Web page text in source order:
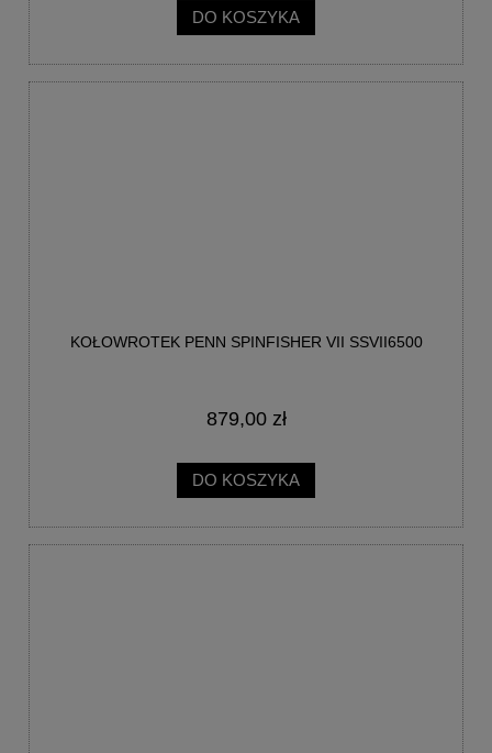
DO KOSZYKA
KOŁOWROTEK PENN SPINFISHER VII SSVII6500
879,00 zł
DO KOSZYKA